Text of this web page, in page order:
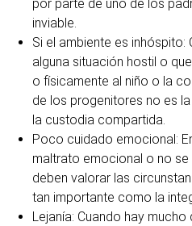
por parte de uno de los
inviable.
Si el ambiente es inhóspito:
alguna situación hostil o
o físicamente al niño o la
de los progenitores no es
la custodia compartida.
Poco cuidado emocional:
maltrato emocional o no
deben valorar las
tan importante como la
Lejanía: Cuando hay